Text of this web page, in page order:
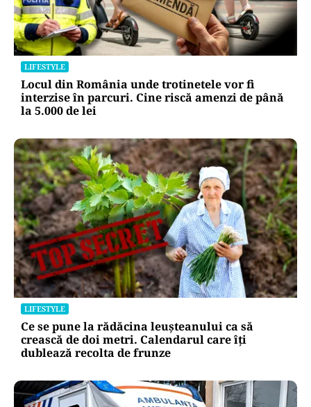
LIFESTYLE
Locul din România unde trotinetele vor fi
interzise în parcuri. Cine riscă amenzi de până
la 5.000 de lei
LIFESTYLE
Ce se pune la rădăcina leușteanului ca să
crească de doi metri. Calendarul care îți
dublează recolta de frunze